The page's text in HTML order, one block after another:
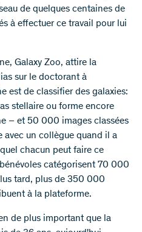
de quelques centaines de
à effectuer ce travail pour lui
Galaxy Zoo, attire la
sur le doctorant à
est de classifier des galaxies:
stellaire ou forme encore
– et 50 000 images classées
avec un collègue quand il a
chacun peut faire ce
catégorisent 70 000
tard, plus de 350 000
à la plateforme.
de plus important que la